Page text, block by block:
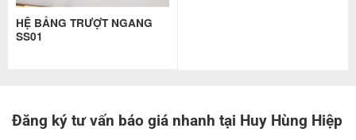
HỆ BẢNG TRƯỢT NGANG
SS01
Đăng ký tư vấn báo giá nhanh tại Huy Hùng Hiệp